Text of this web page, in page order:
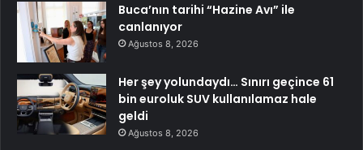
Buca’nın tarihi “Hazine Avı” ile
canlanıyor
Ağustos 8, 2026
Her şey yolundaydı… Sınırı geçince 61
bin euroluk SUV kullanılamaz hale
geldi
Ağustos 8, 2026